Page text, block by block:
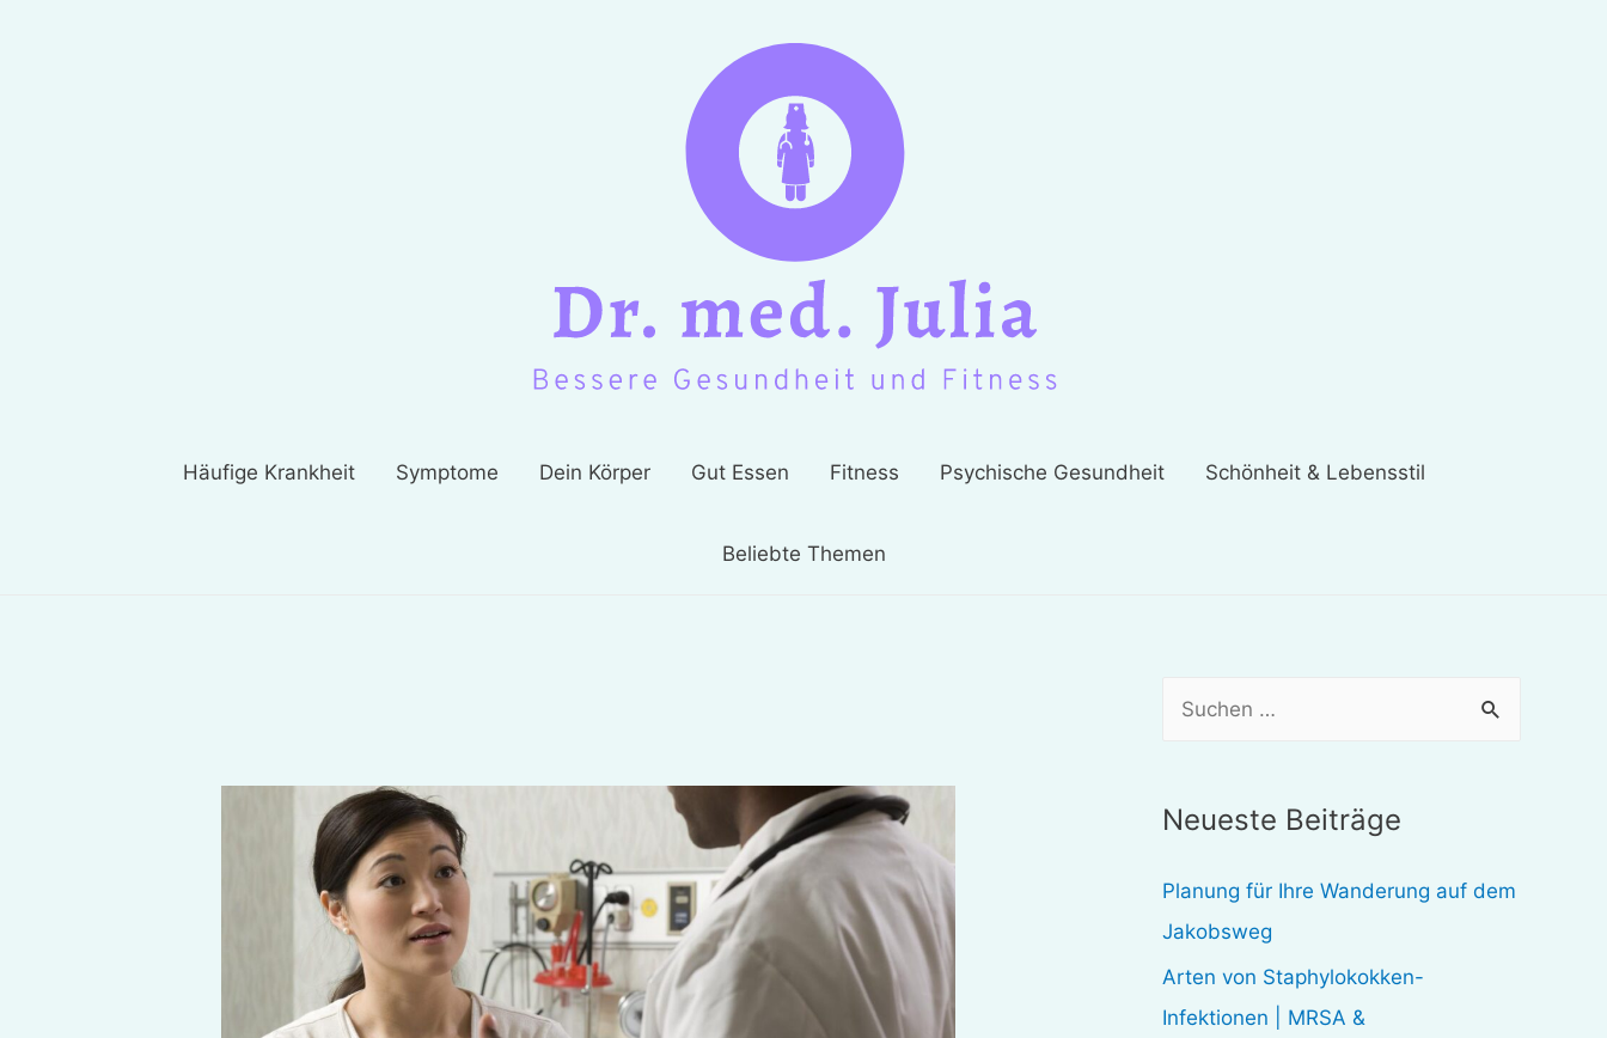
Häufige Krankheit Symptome Dein Körper Gut Essen Fitness Psychische Gesundheit Schönheit & Lebensstil
Beliebte Themen
h
n
n
a
c
Neueste Beiträge
Planung für Ihre Wanderung auf dem
Jakobsweg
Arten von Staphylokokken-
Infektionen | MRSA &